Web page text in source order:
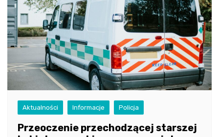
Aktualności Informacje Policja
Przeoczenie przechodzącej starszej